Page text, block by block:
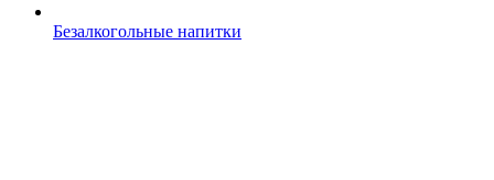
Безалкогольные напитки